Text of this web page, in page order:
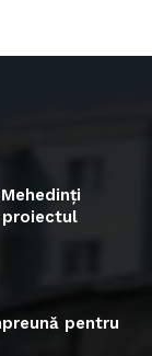
proiectul
pentru